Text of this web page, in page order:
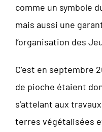
comme un symbole
mais aussi une
l’organisation des
C’est en septembre
de pioche étaient
s’attelant aux
terres végétalisées